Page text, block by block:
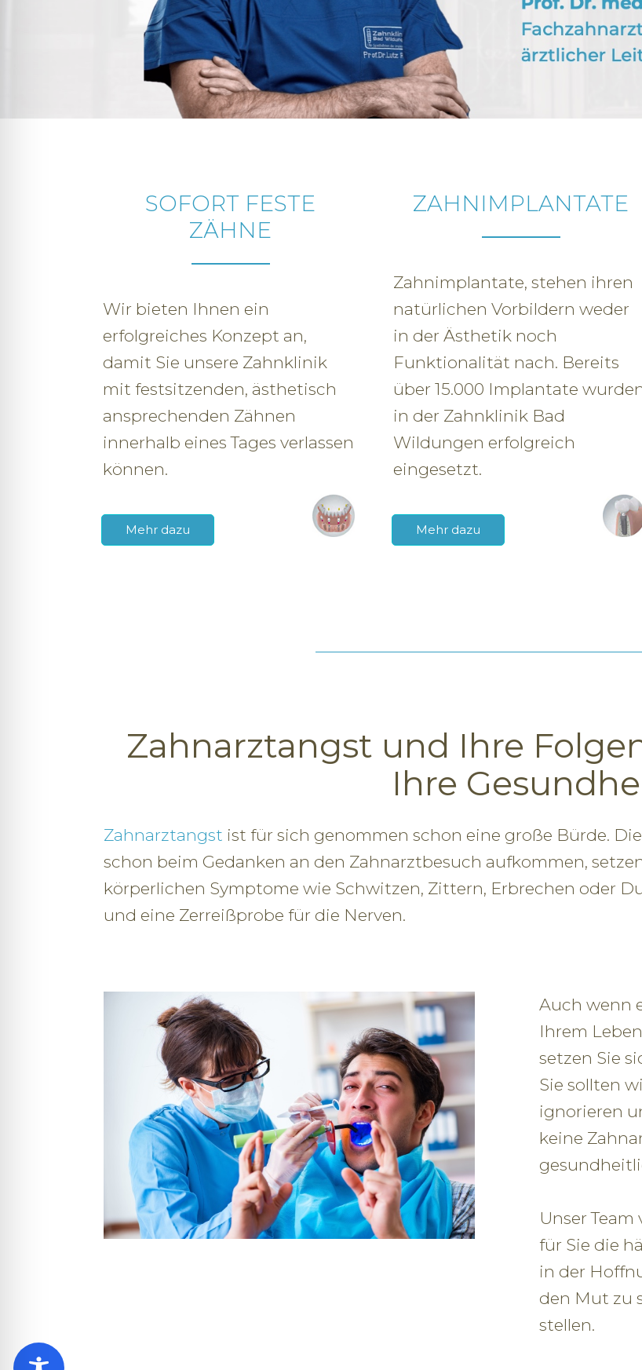
SOFORT FESTE
ZÄHNE
Wir bieten Ihnen ein
erfolgreiches Konzept an,
damit Sie unsere Zahnklinik
mit festsitzenden, ästhetisch
ansprechenden Zähnen
innerhalb eines Tages verlassen
können.
Mehr dazu
ZAHNIMPLANTATE
Zahnimplantate, stehen ihren
natürlichen Vorbildern weder
in der Ästhetik noch
Funktionalität nach. Bereits
über 15.000 Implantate
in der Zahnklinik Bad
Wildungen erfolgreich
eingesetzt.
Mehr dazu
Zahnarztangst und Ihre
Ihre
Zahnarztangst ist für sich genommen schon eine große Bürde.
schon beim Gedanken an den Zahnarztbesuch aufkommen,
körperlichen Symptome wie Schwitzen, Zittern, Erbrechen oder
und eine Zerreißprobe für die Nerven.
Auch wenn
Ihrem
setzen Sie
Sie sollten
ignorieren
keine
Unser
für Sie die
in der
den Mut zu
stellen.